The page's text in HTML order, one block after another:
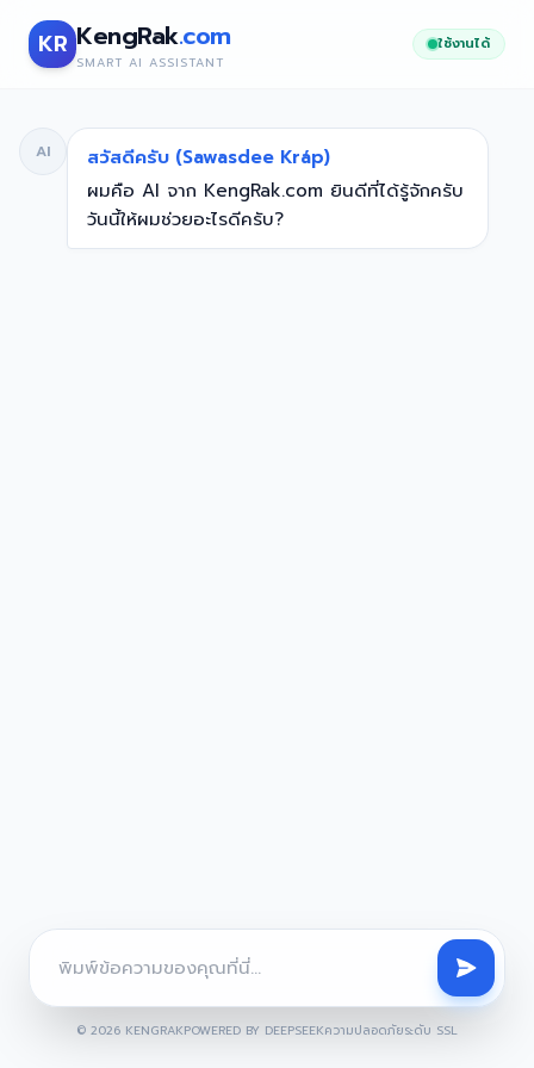
KR KengRak.com
SMART AI ASSISTANT
ใช้งานได้
AI
สวัสดีครับ (Sawasdee Kráp)
ผมคือ AI จาก KengRak.com ยินดีที่ได้รู้จักครับ
วันนี้ให้ผมช่วยอะไรดีครับ?
© 2026 KENGRAKPOWERED BY DEEPSEEKความปลอดภัยระดับ SSL